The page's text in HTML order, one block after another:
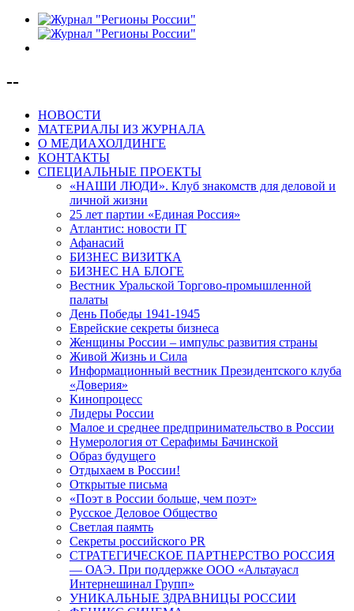
--
НОВОСТИ
МАТЕРИАЛЫ ИЗ ЖУРНАЛА
О МЕДИАХОЛДИНГЕ
КОНТАКТЫ
СПЕЦИАЛЬНЫЕ ПРОЕКТЫ
«НАШИ ЛЮДИ». Клуб знакомств для деловой и
личной жизни
25 лет партии «Единая Россия»
Атлантис: новости IT
Афанасий
БИЗНЕС ВИЗИТКА
БИЗНЕС НА БЛОГЕ
Вестник Уральской Торгово-промышленной
палаты
День Победы 1941-1945
Еврейские секреты бизнеса
Женщины России – импульс развития страны
Живой Жизнь и Сила
Информационный вестник Президентского клуба
«Доверия»
Кинопроцесс
Лидеры России
Малое и среднее предпринимательство в России
Нумерология от Серафимы Бачинской
Образ будущего
Отдыхаем в России!
Открытые письма
«Поэт в России больше, чем поэт»
Русское Деловое Общество
Светлая паямть
Секреты российского PR
СТРАТЕГИЧЕСКОЕ ПАРТНЕРСТВО РОССИЯ
— ОАЭ. При поддержке ООО «Альтауасл
Интернешинал Групп»
УНИКАЛЬНЫЕ ЗДРАВНИЦЫ РОССИИ